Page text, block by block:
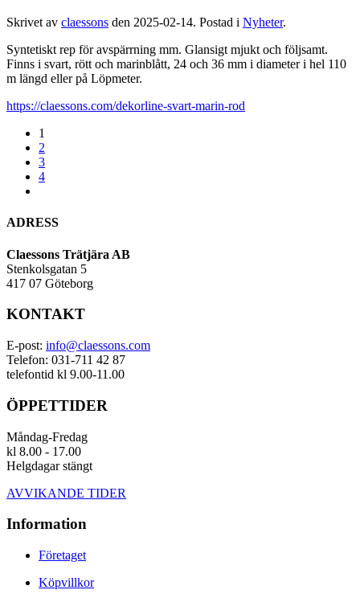
Skrivet av claessons den 2025-02-14. Postad i Nyheter.
Syntetiskt rep för avspärrning mm. Glansigt mjukt och följsamt.
Finns i svart, rött och marinblått, 24 och 36 mm i diameter i hel 110
m längd eller på Löpmeter.
https://claessons.com/dekorline-svart-marin-rod
1
2
3
4
ADRESS
Claessons Trätjära AB
Stenkolsgatan 5
417 07 Göteborg
KONTAKT
E-post: info@claessons.com
Telefon: 031-711 42 87
telefontid kl 9.00-11.00
ÖPPETTIDER
Måndag-Fredag
kl 8.00 - 17.00
Helgdagar stängt
AVVIKANDE TIDER
Information
Företaget
Köpvillkor